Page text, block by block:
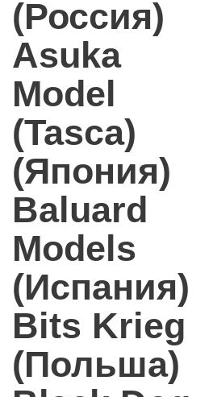
(Россия)
Asuka
Model
(Tasca)
(Япония)
Baluard
Models
(Испания)
Bits Krieg
(Польша)